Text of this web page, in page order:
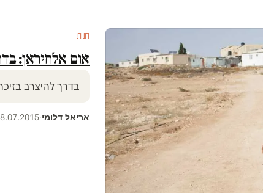
דעות
אום אלחיראן:
בדרך להיצרב
אריאל דלומי·